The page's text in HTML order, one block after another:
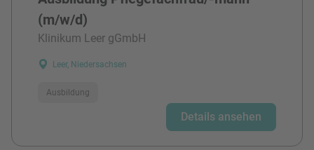
(m/w/d)
Klinikum Leer gGmbH
Leer, Niedersachsen
Ausbildung
Details ansehen